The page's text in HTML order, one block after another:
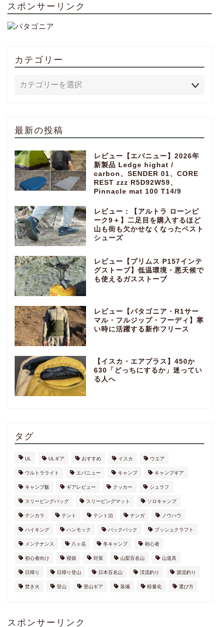
スポンサーリンク
カテゴリー
最新の投稿
レビュー【エバニュー】2026年
新製品 Ledge highat /
carbon、SENDER 01、CORE
REST zzz R5D92W59、
Pinnacle mat 100 T14/9
レビュー：【アルトラ ローンピ
ーク9＋】二足目を購入するほど
山も街も欠かせなくなったベスト
シューズ
レビュー【プリムス P157インテ
グストーブ】低温環境・悪天候で
も使えるガスストーブ
レビュー【パタゴニア・R1サー
マル・フルジップ・フーディ】寒
い時に活躍する新作フリース
【イスカ・エアプラス】450か
630「どっちにするか」迷ってい
る人へ
タグ
UL ULギア おすすめ イスカ ウエア
ウルトラライト エバニュー キャンプ キャンプギア
キャンプ飯 ギアレビュー クッカー シュラフ
スリーピングバッグ スリーピングマット ソロキャンプ
テンカラ テント テント泊 ナンガ ノウハウ
ハイキング ハンモック バックパック ブッシュクラフト
メンテナンス 八ヶ岳 冬キャンプ 初心者
初心者向け 寝袋 対策 山梨百名山 山道具
日帰り 日帰り登山 日本百名山 渓流釣り 源流釣り
焚き火 登山 登山ギア 装備 軽量化 選び方
スポンサーリンク